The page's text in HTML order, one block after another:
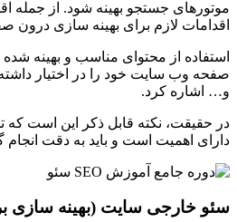
موتورهای جستجو بهینه شود. از
اقدامات لازم برای بهینه سازی
استفاده از محتوای مناسب و بهینه
صفحه وب سایت خود را در اختیار داشته
و… اشاره کرد.
در حقیقت، نکته قابل ذکر این است که
دارای اهمیت است و باید به دقت انجام
سئو خارجی سایت (بهینه سازی